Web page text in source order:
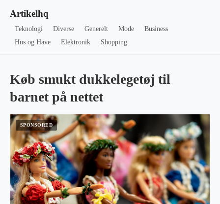
Artikelhq
Teknologi Diverse Generelt Mode
Business
Hus og Have
Elektronik Shopping
Køb smukt dukkelegetøj til
barnet på nettet